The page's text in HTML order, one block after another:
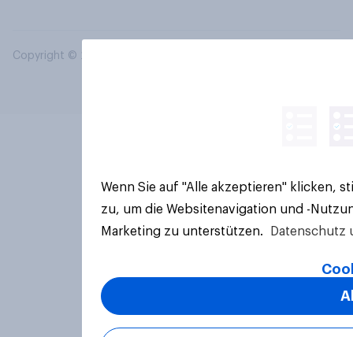
Copyright © 2026 YouGov PLC. Alle Rechte vorbehalten.
Wenn Sie auf "Alle akzeptieren" klicken,
zu, um die Websitenavigation und -
Marketing zu unterstützen.
Datenschutz